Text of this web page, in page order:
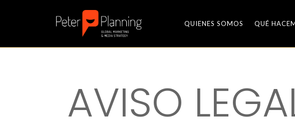
QUIENES SOMOS QUÉ
AVISO